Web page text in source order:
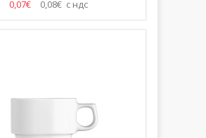
0,07€ 0,08€ с ндс